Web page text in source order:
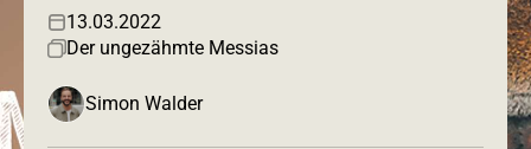
13.03.2022
Der ungezähmte Messias
Simon Walder